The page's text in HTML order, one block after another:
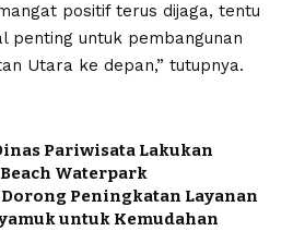
positif terus dijaga, tentu
penting untuk pembangunan
Utara ke depan,” tutupnya.
Pariwisata Lakukan
Waterpark
Peningkatan Layanan
untuk Kemudahan